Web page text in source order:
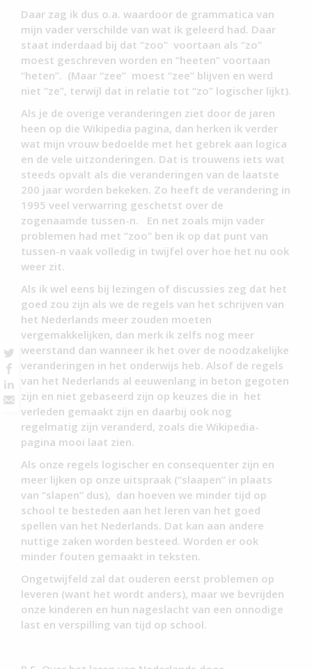
Daar zag ik dus o.a. waardoor de grammatica van
mijn vader verschilde van wat ik geleerd had. Daar
staat inderdaad bij dat “zoo” voortaan als “zo”
moest geschreven worden en “heeten” voortaan
“heten”. (Maar “zee” moest “zee” blijven en werd
niet “ze”, terwijl dat in relatie tot “zo” logischer lijkt).
Als je de overige veranderingen ziet door de jaren
heen op die Wikipedia pagina, dan herken ik verder
wat mijn vrouw bedoelde met het gebrek aan logica
en de vele uitzonderingen. Dat is trouwens iets wat
steeds opvalt als die veranderingen van de laatste
200 jaar worden bekeken. Zo heeft de verandering in
1995 veel verwarring geschetst over de
zogenaamde tussen-n. En net zoals mijn vader
problemen had met “zoo” ben ik op dat punt van
tussen-n vaak volledig in twijfel over hoe het nu ook
weer zit.
Als ik wel eens bij lezingen of discussies zeg dat het
goed zou zijn als we de regels van het schrijven van
het Nederlands meer zouden moeten
vergemakkelijken, dan merk ik zelfs nog meer
weerstand dan wanneer ik het over de noodzakelijke
veranderingen in het onderwijs heb. Alsof de regels
van het Nederlands al eeuwenlang in beton gegoten
zijn en niet gebaseerd zijn op keuzes die in het
verleden gemaakt zijn en daarbij ook nog
regelmatig zijn veranderd, zoals die Wikipedia-
pagina mooi laat zien.
Als onze regels logischer en consequenter zijn en
meer lijken op onze uitspraak (“slaapen” in plaats
van “slapen” dus), dan hoeven we minder tijd op
school te besteden aan het leren van het goed
spellen van het Nederlands. Dat kan aan andere
nuttige zaken worden besteed. Worden er ook
minder fouten gemaakt in teksten.
Ongetwijfeld zal dat ouderen eerst problemen op
leveren (want het wordt anders), maar we bevrijden
onze kinderen en hun nageslacht van een onnodige
last en verspilling van tijd op school.